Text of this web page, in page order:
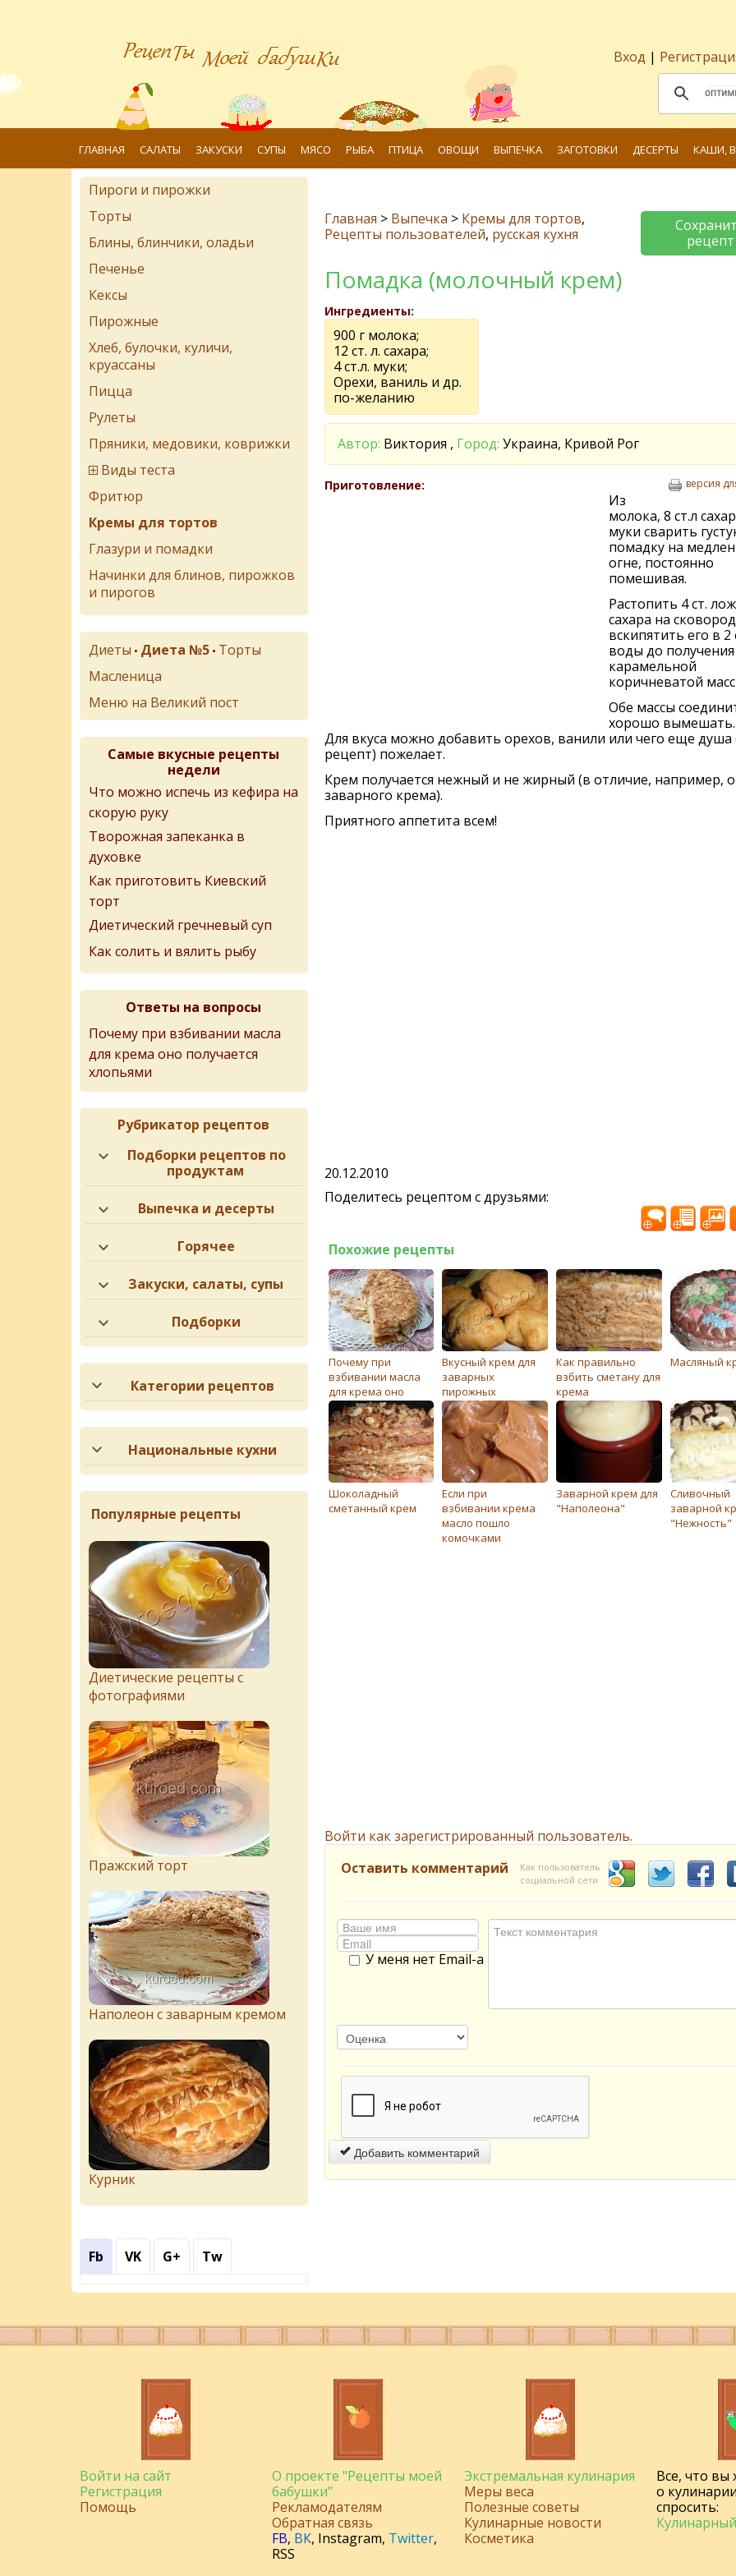
Вход |
ГЛАВНАЯ САЛАТЫ ЗАКУСКИ СУПЫ МЯСО РЫБА ПТИЦА ОВОЩИ ВЫПЕЧКА ЗАГОТОВКИ ДЕСЕРТЫ КАШИ,
Главная > Выпечка > Кремы для тортов,
Рецепты пользователей, русская кухня
рецепт
Помадка (молочный крем)
Ингредиенты:
900 г молока;
12 ст. л. сахара;
4 ст.л. муки;
Орехи, ваниль и др.
по-желанию
Автор: Виктория , Город: Украина, Кривой Рог
Приготовление: версия
Из
молока, 8 ст.л
муки сварить
помадку на
огне, постоянно
помешивая.
Растопить 4 ст.
сахара на
вскипятить его в 2
воды до получения
карамельной
коричневатой
Обе массы
хорошо вымешать.
Для вкуса можно добавить орехов, ванили или чего еще душа
рецепт) пожелает.
Крем получается нежный и не жирный (в отличие, например,
заварного крема).
Приятного аппетита всем!
20.12.2010
Поделитесь рецептом с друзьями:
Похожие рецепты
Почему при
взбивании масла
для крема оно
получается
хлопьями
Вкусный крем для
заварных
пирожных
Как правильно
взбить сметану для
крема
Масляный
Шоколадный
сметанный крем
Если при
взбивании крема
масло пошло
комочками
Заварной крем для
"Наполеона"
Сливочный
заварной
"Нежность"
Войти как зарегистрированный пользователь.
Оставить комментарий
Как пользователь
социальной сети
У меня нет Email-а
Добавить комментарий
Пироги и пирожки
Торты
Блины, блинчики, оладьи
Печенье
Кексы
Пирожные
Хлеб, булочки, куличи,
круассаны
Пицца
Рулеты
Пряники, медовики, коврижки
Виды теста
Фритюр
Кремы для тортов
Глазури и помадки
Начинки для блинов, пирожков
и пирогов
Диеты • Диета №5 • Торты
Масленица
Меню на Великий пост
Самые вкусные рецепты
недели
Что можно испечь из кефира на
скорую руку
Творожная запеканка в
духовке
Как приготовить Киевский
торт
Диетический гречневый суп
Как солить и вялить рыбу
Ответы на вопросы
Почему при взбивании масла
для крема оно получается
хлопьями
Рубрикатор рецептов
Подборки рецептов по
продуктам
Выпечка и десерты
Горячее
Закуски, салаты, супы
Подборки
Категории рецептов
Национальные кухни
Популярные рецепты
Диетические рецепты с
фотографиями
Пражский торт
Наполеон с заварным кремом
Курник
Fb VK G+ Tw
Войти на сайт
Регистрация
Помощь
О проекте "Рецепты моей
бабушки"
Рекламодателям
Обратная связь
FB, ВК, Instagram, Twitter,
RSS
Экстремальная кулинария
Меры веса
Полезные советы
Кулинарные новости
Косметика
Все, что вы
о
спросить: